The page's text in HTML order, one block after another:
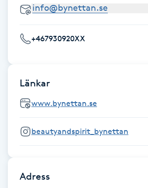
Gravidyoga
Gua Sha-massage
Hatha Yoga
Headspa
Healing
+467930920XX
Länkar
www.bynettan.se
beautyandspirit_bynettan
Adress